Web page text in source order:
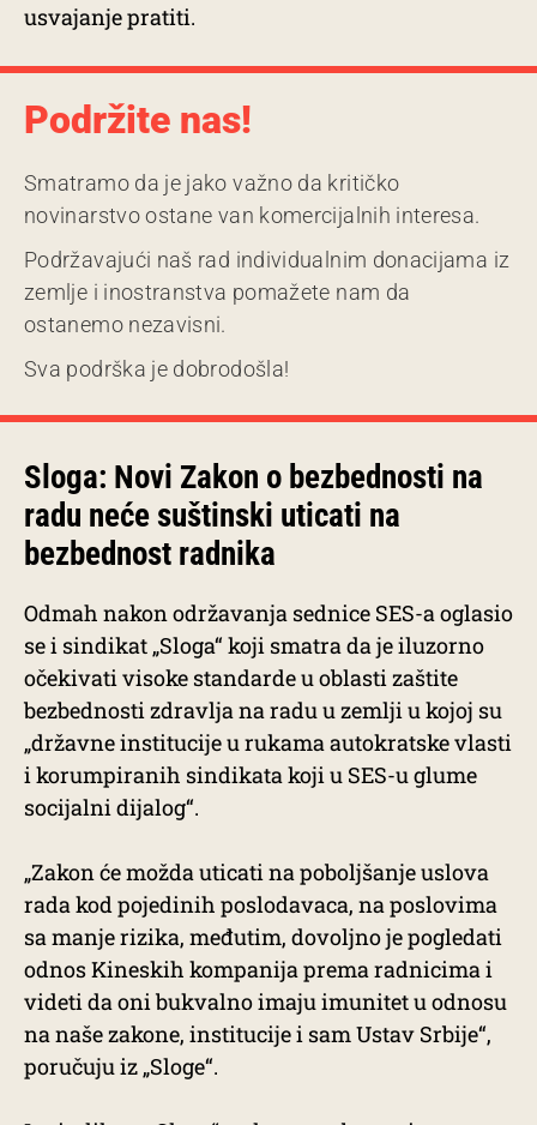
usvajanje pratiti.
Podržite nas!
Smatramo da je jako važno da kritičko
novinarstvo ostane van komercijalnih interesa.
Podržavajući naš rad individualnim donacijama iz
zemlje i inostranstva pomažete nam da
ostanemo nezavisni.
Sva podrška je dobrodošla!
Sloga: Novi Zakon o bezbednosti na
radu neće suštinski uticati na
bezbednost radnika
Odmah nakon održavanja sednice SES-a oglasio
se i sindikat „Sloga“ koji smatra da je iluzorno
očekivati visoke standarde u oblasti zaštite
bezbednosti zdravlja na radu u zemlji u kojoj su
„državne institucije u rukama autokratske vlasti
i korumpiranih sindikata koji u SES-u glume
socijalni dijalog“.
„Zakon će možda uticati na poboljšanje uslova
rada kod pojedinih poslodavaca, na poslovima
sa manje rizika, međutim, dovoljno je pogledati
odnos Kineskih kompanija prema radnicima i
videti da oni bukvalno imaju imunitet u odnosu
na naše zakone, institucije i sam Ustav Srbije“,
poručuju iz „Sloge“.